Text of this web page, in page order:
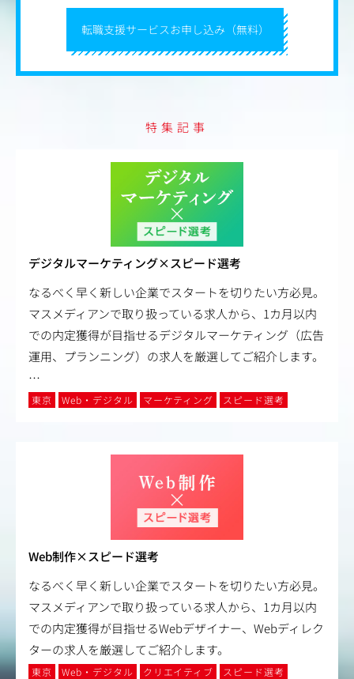
転職支援サービスお申し込み（無料）
特集記事
デジタルマーケティング×スピード選考
なるべく早く新しい企業でスタートを切りたい方必見。
マスメディアンで取り扱っている求人から、1カ月以内
での内定獲得が目指せるデジタルマーケティング（広告
運用、プランニング）の求人を厳選してご紹介します。
…
東京 Web・デジタル マーケティング スピード選考
Web制作×スピード選考
なるべく早く新しい企業でスタートを切りたい方必見。
マスメディアンで取り扱っている求人から、1カ月以内
での内定獲得が目指せるWebデザイナー、Webディレク
ターの求人を厳選してご紹介します。
東京 Web・デジタル クリエイティブ スピード選考